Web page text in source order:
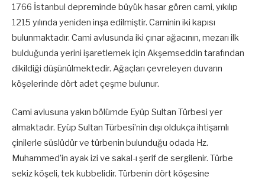
1766 İstanbul depreminde büyük hasar gören cami, yıkılıp
1215 yılında yeniden inşa edilmiştir. Caminin iki kapısı
bulunmaktadır. Cami avlusunda iki çınar ağacının, mezarı ilk
bulduğunda yerini işaretlemek için Akşemseddin tarafından
dikildiği düşünülmektedir. Ağaçları çevreleyen duvarın
köşelerinde dört adet çeşme bulunur.
Cami avlusuna yakın bölümde Eyüp Sultan Türbesi yer
almaktadır. Eyüp Sultan Türbesi’nin dışı oldukça ihtişamlı
çinilerle süslüdür ve türbenin bulunduğu odada Hz.
Muhammed’in ayak izi ve sakal-ı şerif de sergilenir. Türbe
sekiz köşeli, tek kubbelidir. Türbenin dört köşesine